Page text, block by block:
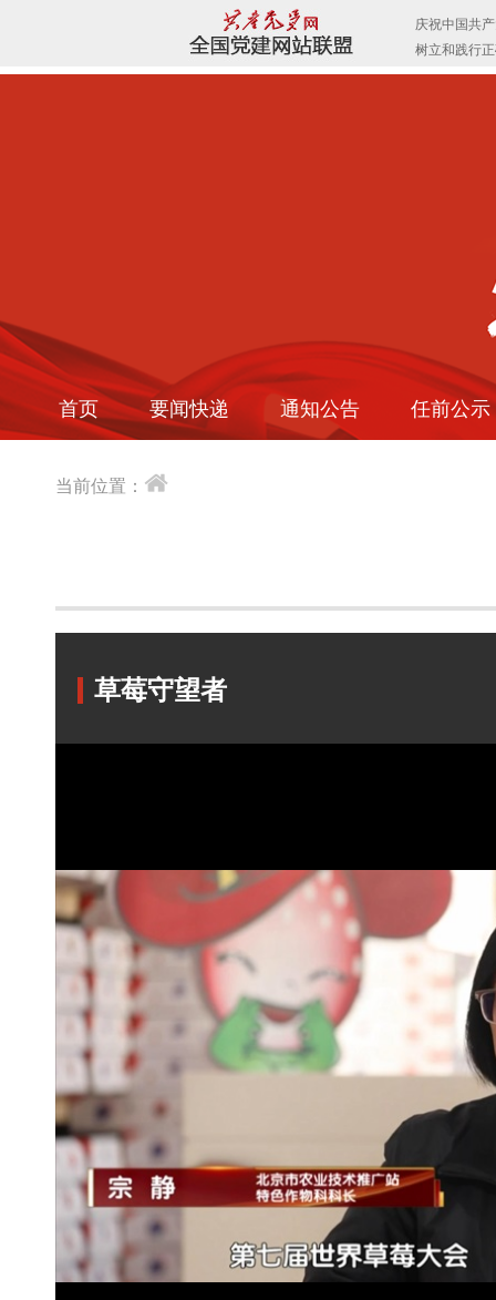
首页 要闻快递 通知公告 任前公示
当前位置：
草莓守望者